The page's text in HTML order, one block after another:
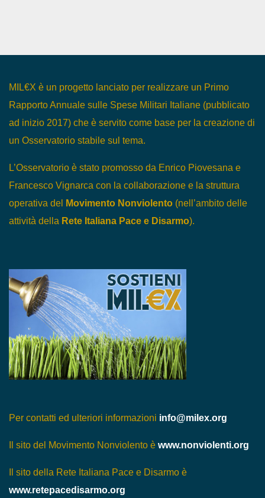
MIL€X è un progetto lanciato per realizzare un Primo
Rapporto Annuale sulle Spese Militari Italiane (pubblicato
ad inizio 2017) che è servito come base per la creazione di
un Osservatorio stabile sul tema.
L’Osservatorio è stato promosso da Enrico Piovesana e
Francesco Vignarca con la collaborazione e la struttura
operativa del
Movimento Nonviolento (nell’ambito delle
attività della Rete Italiana Pace e Disarmo).
Per contatti ed ulteriori informazioni info@milex.org
Il sito del Movimento Nonviolento è www.nonviolenti.org
Il sito della Rete Italiana Pace e Disarmo è
www.retepacedisarmo.org